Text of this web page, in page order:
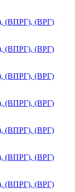
(ВПРГ), (ВРГ)
(ВПРГ), (ВРГ)
(ВПРГ), (ВРГ)
(ВПРГ), (ВРГ)
(ВПРГ), (ВРГ)
(ВПРГ), (ВРГ)
(ВПРГ), (ВРГ)